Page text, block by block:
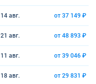
14 авг. от 37 149 ₽
21 авг. от 48 893 ₽
11 авг. от 39 046 ₽
18 авг. от 29 831 ₽